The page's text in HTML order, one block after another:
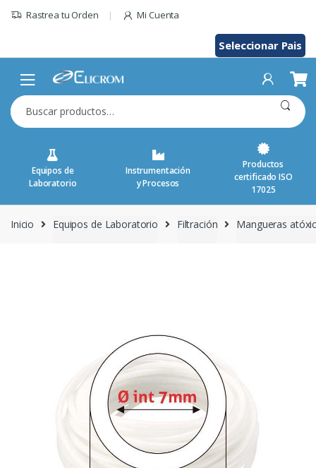
Rastrea tu Orden Mi Cuenta
Seleccionar Pais
Buscar
por:
Equipos de
Laboratorio
Instrumentación
y Procesos
Productos
certificado ISO
17025
Inicio Equipos de Laboratorio Filtración Mangueras